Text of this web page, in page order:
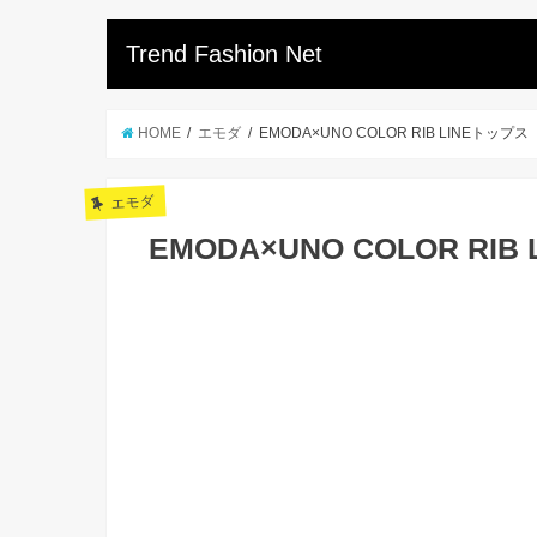
Trend Fashion Net
HOME エモダ EMODA×UNO COLOR RIB LINEトップス
エモダ
EMODA×UNO COLOR RIB